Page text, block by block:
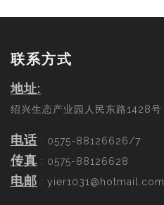
联系方式
地址:
绍兴生态产业园人民东路1428号
电话 : 0575-88126626/7
传真 : 0575-88126628
电邮 : yier1031@hotmail.com